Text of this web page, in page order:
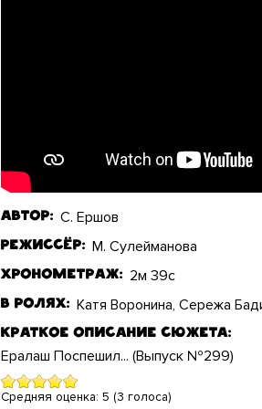
Автор С. Ершов
Режиссёр М. Сулейманова
Хронометраж 2м 39с
В ролях Катя Воронина, Сережа
Краткое описание сюжета
Ералаш Поспешил... (Выпуск №299)
Средняя оценка: 5 (3 голоса)